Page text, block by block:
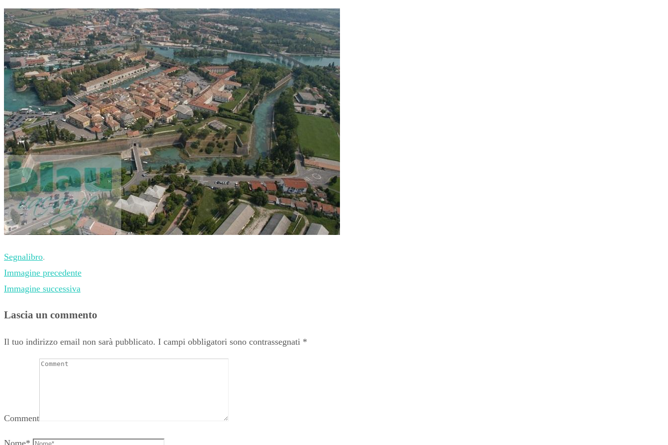
Segnalibro.
Immagine precedente
Immagine successiva
Lascia un commento
Il tuo indirizzo email non sarà pubblicato. I campi obbligatori sono contrassegnati *
Comment
Nome*